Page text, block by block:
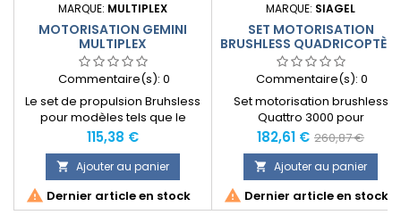
MARQUE: MULTIPLEX
MOTORISATION GEMINI
MULTIPLEX
Commentaire(s): 0
Le set de propulsion Bruhsless
pour modèles tels que le
nouveau biplan Multiplex
Gemini d´un poids allant
jusqu’à env. 900 g.
Prix
115,38 €
 Ajouter au panier
 Dernier article en stock
MARQUE: SIAGEL
SET MOTORISATION
BRUSHLESS QUADRICOPTÈRE
4 BRAS
Commentaire(s): 0
Set motorisation brushless
Quattro 3000 pour
Quadricoptère à 4 bras
Prix
182,61 € Prix
normal
260,87 €
 Ajouter au panier
 Dernier article en stock